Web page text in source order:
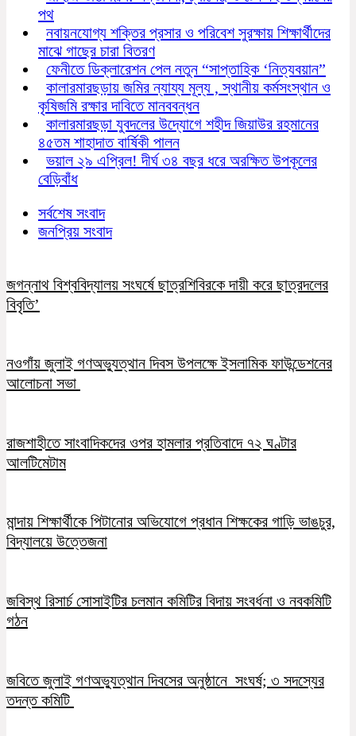
পথ
নবায়নযোগ্য শক্তির প্রসার ও পরিবেশ সুরক্ষায় শিক্ষার্থীদের
মাঝে গাছের চারা বিতরণ
ফেনীতে ডিক্লারেশন পেল নতুন “সাপ্তাহিক ‘নিত্যবয়ান”
কালারমারছড়ায় জমির ন্যায্য মূল্য , স্থানীয় কর্মসংস্থান ও
কৃষিজমি রক্ষার দাবিতে মানববন্ধন
কালারমারছড়া যুবদলের উদ্যোগে শহীদ জিয়াউর রহমানের
৪৫তম শাহাদাত বার্ষিকী পালন
ভয়াল ২৯ এপ্রিল! দীর্ঘ ৩৪ বছর ধরে অরক্ষিত উপকূলের
বেড়িবাঁধ
সর্বশেষ সংবাদ
জনপ্রিয় সংবাদ
জগন্নাথ বিশ্ববিদ্যালয় সংঘর্ষে ছাত্রশিবিরকে দায়ী করে ছাত্রদলের
বিবৃতি’
নওগাঁয় জুলাই গণঅভ্যুত্থান দিবস উপলক্ষে ইসলামিক ফাউন্ডেশনের
আলোচনা সভা
রাজশাহীতে সাংবাদিকদের ওপর হামলার প্রতিবাদে ৭২ ঘণ্টার
আলটিমেটাম
মান্দায় শিক্ষার্থীকে পিটানোর অভিযোগে প্রধান শিক্ষকের গাড়ি ভাঙচুর,
বিদ্যালয়ে উত্তেজনা
জবিস্থ রিসার্চ সোসাইটির চলমান কমিটির বিদায় সংবর্ধনা ও নবকমিটি
গঠন
জবিতে জুলাই গণঅভ্যুত্থান দিবসের অনুষ্ঠানে সংঘর্ষ; ৩ সদস্যের
তদন্ত কমিটি